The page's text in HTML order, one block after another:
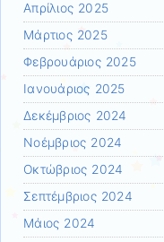
Απρίλιος 2025
Μάρτιος 2025
Φεβρουάριος 2025
Ιανουάριος 2025
Δεκέμβριος 2024
Νοέμβριος 2024
Οκτώβριος 2024
Σεπτέμβριος 2024
Μάιος 2024